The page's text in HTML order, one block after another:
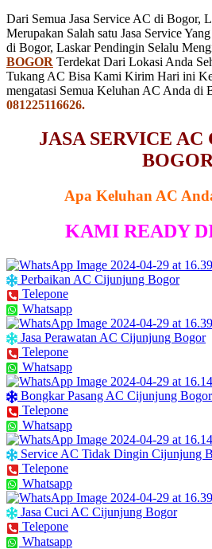
Dari Semua Jasa Service AC di Bogor,
Merupakan Salah satu Jasa Service
di Bogor, Laskar Pendingin Selalu
BOGOR Terdekat Dari Lokasi Anda
Tukang AC Bisa Kami Kirim Hari ini
mengatasi Semua Keluhan AC Anda di
081225116626.
JASA SERVICE AC
Apa Keluhan AC
KAMI READY
Perbaikan AC Cijunjung Bogor
Telepone
Whatsapp
Jasa Perawatan AC Cijunjung Bogor
Telepone
Whatsapp
Bongkar Pasang AC Cijunjung Bogor
Telepone
Whatsapp
Service AC Tidak Dingin Cijunjung
Telepone
Whatsapp
Jasa Cuci AC Cijunjung Bogor
Telepone
Whatsapp